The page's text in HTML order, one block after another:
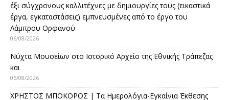
έξι σύγχρονους καλλιτέχνες με δημιουργίες τους (εικαστικά
έργα, εγκαταστάσεις) εμπνευσμένες από το έργο του
Λάμπρου Ορφανού
06/08/2026
Νύχτα Μουσείων στο Ιστορικό Αρχείο της Εθνικής Τράπεζας
και
06/08/2026
ΧΡΗΣΤΟΣ ΜΠΟΚΟΡΟΣ | Τα Ημερολόγια-Εγκαίνια Έκθεσης